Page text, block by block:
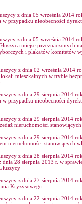
z dnia 05 września 2014
w przypadku nieobecności
z dnia 05 września 2014
miejsc przeznaczonych
i plakatów komitetów
z dnia 02 września 2014
mieszkalnych w trybie
z dnia 29 sierpnia 2014
w przypadku nieobecności
z dnia 29 sierpnia 2014
nieruchomości stanowiących
z dnia 29 sierpnia 2014
nieruchomości stanowiących
z dnia 28 sierpnia 2014
dnia 28 sierpnia 2013 r. w
z dnia 27 sierpnia 2014
Kryzysowego
z dnia 22 sierpnia 2014